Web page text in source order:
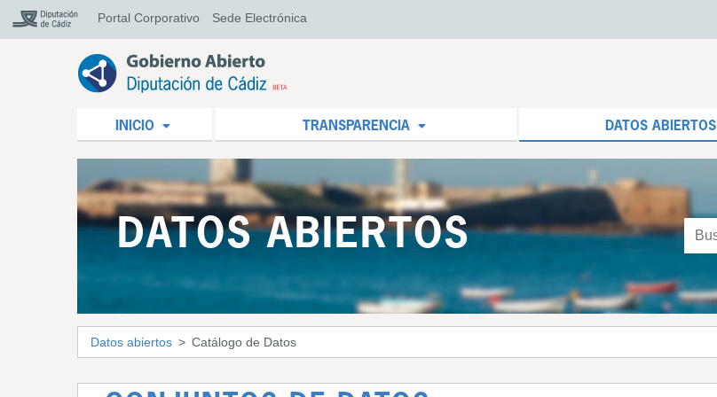
Portal Corporativo Sede Electrónica
INICIO TRANSPARENCIA DATOS ABIERTOS
DATOS ABIERTOS
Datos abiertos Catálogo de Datos